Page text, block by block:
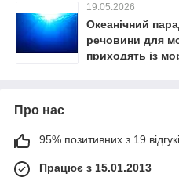
19.05.2026
Океанічний
речовини для
приходять із
Про нас
95% позитивних з 19
Працює з 15.01.2013